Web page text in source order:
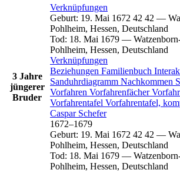
3 Jahre
jüngerer
Bruder
Verknüpfungen
Geburt: 19. Mai 1672 42 42 —
Pohlheim, Hessen, Deutschland
Tod: 18. Mai 1679 —
Pohlheim, Hessen, Deutschland
Verknüpfungen
Beziehungen Familienbuch
Sanduhrdiagramm Nachkommen
Vorfahren Vorfahrenfächer
Vorfahrentafel Vorfahrentafel,
Caspar Schefer
1672–1679
Geburt: 19. Mai 1672 42 42 —
Pohlheim, Hessen, Deutschland
Tod: 18. Mai 1679 —
Pohlheim, Hessen, Deutschland